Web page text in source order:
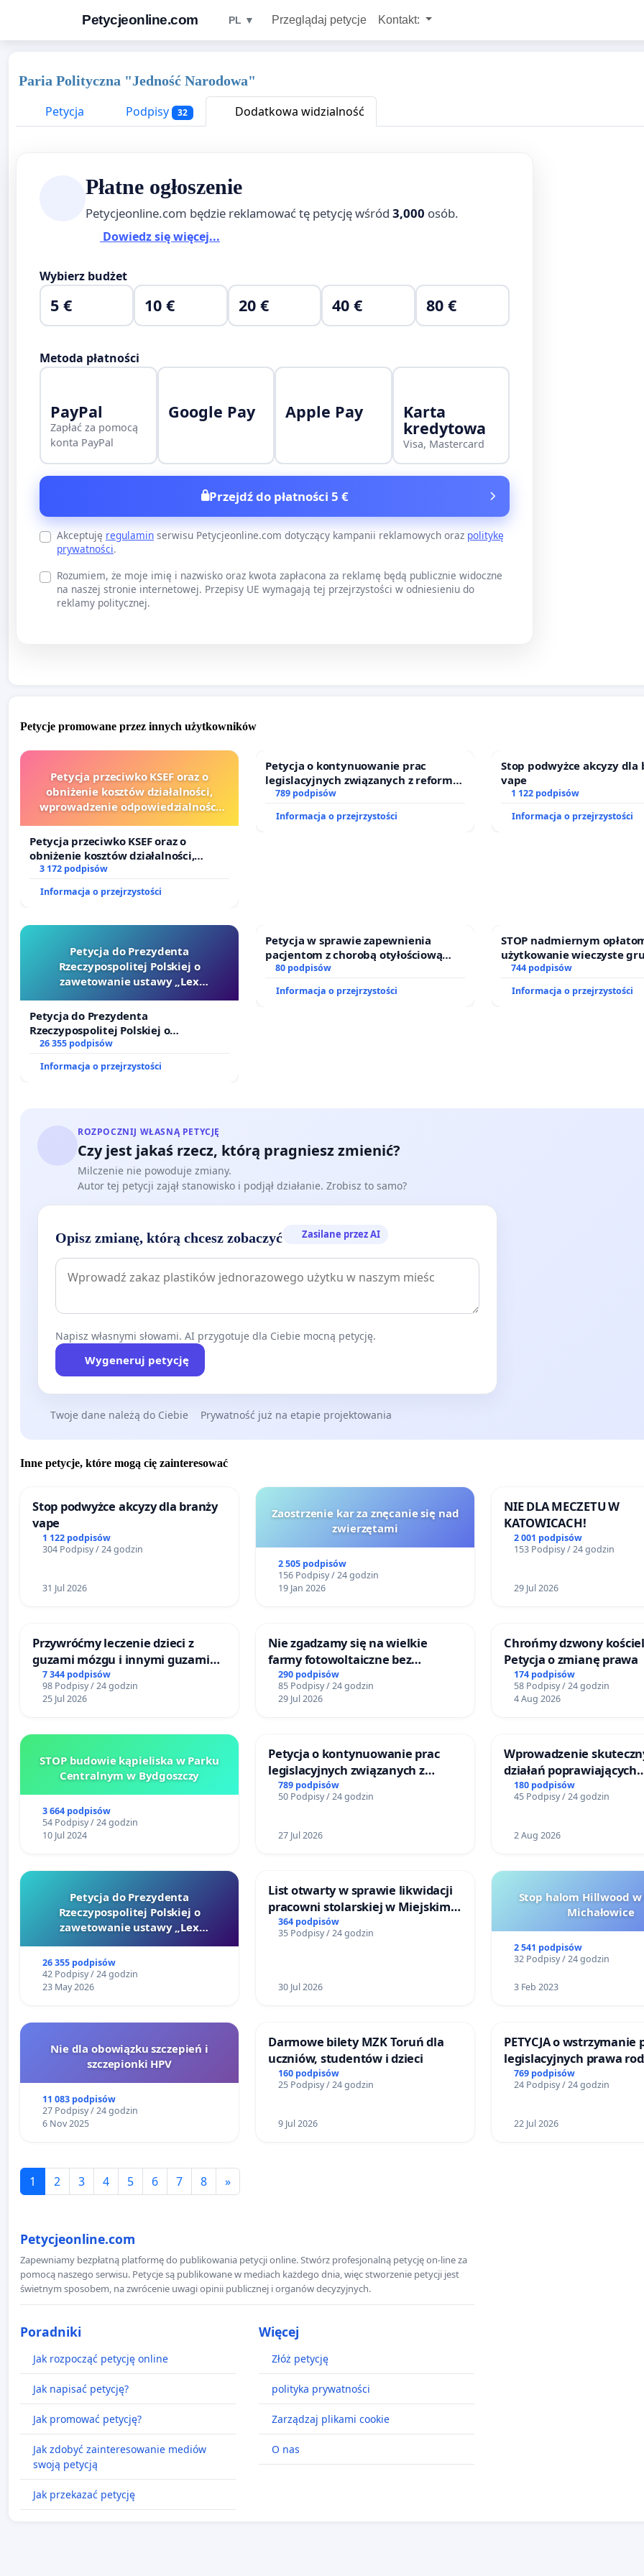
Petycjeonline.com PL ▼ Przeglądaj petycje Kontakt:
Paria Polityczna "Jedność Narodowa"
Petycja
Podpisy 32 Dodatkowa widzialność
Płatne ogłoszenie
Petycjeonline.com będzie reklamować tę petycję wśród 3,000 osób.
Dowiedz się więcej...
Wybierz budżet
5 € 10 € 20 € 40 € 80 €
Metoda płatności
PayPal
Zapłać za pomocą
konta PayPal
Google Pay Apple Pay Karta
kredytowa
Visa, Mastercard
Przejdź do płatności 5 €
Akceptuję regulamin serwisu Petycjeonline.com dotyczący kampanii reklamowych oraz politykę
prywatności.
Rozumiem, że moje imię i nazwisko oraz kwota zapłacona za reklamę będą publicznie widoczne
na naszej stronie internetowej. Przepisy UE wymagają tej przejrzystości w odniesieniu do
reklamy politycznej.
Petycje promowane przez innych użytkowników
Petycja przeciwko KSEF oraz o
obniżenie kosztów działalności,
wprowadzenie odpowiedzialności
sędziów
Petycja przeciwko KSEF oraz o
obniżenie kosztów działalności,
wprowadzenie odpowiedzialności
sędziów
3 172 podpisów
Informacja o przejrzystości
Petycja o kontynuowanie prac
legislacyjnych związanych z reformą
prawa rodzinnego
789 podpisów
Informacja o przejrzystości
Stop podwyżce akcyzy dla
vape
1 122 podpisów
Informacja o przejrzystości
Petycja do Prezydenta
Rzeczypospolitej Polskiej o
zawetowanie ustawy „Lex
Petycja do Prezydenta
Rzeczypospolitej Polskiej o
zawetowanie ustawy „Lex Szarlatan”
26 355 podpisów
Informacja o przejrzystości
Petycja w sprawie zapewnienia
pacjentom z chorobą otyłościową
dostępu do kompleksowego leczenia
80 podpisów
Informacja o przejrzystości
STOP nadmiernym
użytkowanie wieczyste
zajmowanych przez
744 podpisów
Informacja o przejrzystości
ROZPOCZNIJ WŁASNĄ PETYCJĘ
Czy jest jakaś rzecz, którą pragniesz zmienić?
Milczenie nie powoduje zmiany.
Autor tej petycji zajął stanowisko i podjął działanie. Zrobisz to samo?
Opisz zmianę, którą chcesz zobaczyć Zasilane przez AI
Napisz własnymi słowami. AI przygotuje dla Ciebie mocną petycję.
Wygeneruj petycję
Twoje dane należą do Ciebie Prywatność już na etapie projektowania
Inne petycje, które mogą cię zainteresować
Stop podwyżce akcyzy dla branży
vape
1 122 podpisów
304 Podpisy / 24 godzin
31 Jul 2026
Zaostrzenie kar za znęcanie się nad
zwierzętami
2 505 podpisów
156 Podpisy / 24 godzin
19 Jan 2026
NIE DLA MECZETU W
KATOWICACH!
2 001 podpisów
153 Podpisy / 24 godzin
29 Jul 2026
Przywróćmy leczenie dzieci z
guzami mózgu i innymi guzami
litymi do Górnośląskiego
Centrum Zdrowia Dziecka w
Katowicach
7 344 podpisów
98 Podpisy / 24 godzin
25 Jul 2026
Nie zgadzamy się na wielkie
farmy fotowoltaiczne bez
rzetelnych analiz i akceptacji
mieszkańców
290 podpisów
85 Podpisy / 24 godzin
29 Jul 2026
Chrońmy dzwony
Petycja o zmianę prawa
174 podpisów
58 Podpisy / 24 godzin
4 Aug 2026
STOP budowie kąpieliska w Parku
Centralnym w Bydgoszczy
3 664 podpisów
54 Podpisy / 24 godzin
10 Jul 2024
Petycja o kontynuowanie prac
legislacyjnych związanych z
reformą prawa rodzinnego
789 podpisów
50 Podpisy / 24 godzin
27 Jul 2026
Wprowadzenie
działań poprawiających
bezpieczeństwo na ulicy
Żeromskiego w Otwocku
180 podpisów
45 Podpisy / 24 godzin
2 Aug 2026
Petycja do Prezydenta
Rzeczypospolitej Polskiej o
zawetowanie ustawy „Lex
26 355 podpisów
42 Podpisy / 24 godzin
23 May 2026
List otwarty w sprawie likwidacji
pracowni stolarskiej w Miejskim
Teatrze Miniatura w Gdańsku
364 podpisów
35 Podpisy / 24 godzin
30 Jul 2026
Stop halom Hillwood
Michałowice
2 541 podpisów
32 Podpisy / 24 godzin
3 Feb 2023
Nie dla obowiązku szczepień i
szczepionki HPV
11 083 podpisów
27 Podpisy / 24 godzin
6 Nov 2025
Darmowe bilety MZK Toruń dla
uczniów, studentów i dzieci
160 podpisów
25 Podpisy / 24 godzin
9 Jul 2026
PETYCJA o wstrzymanie
legislacyjnych prawa
narażających ofiary
769 podpisów
24 Podpisy / 24 godzin
22 Jul 2026
1 2 3 4 5 6 7 8 »
Petycjeonline.com
Zapewniamy bezpłatną platformę do publikowania petycji online. Stwórz profesjonalną petycję on-line za
pomocą naszego serwisu. Petycje są publikowane w mediach każdego dnia, więc stworzenie petycji jest
świetnym sposobem, na zwrócenie uwagi opinii publicznej i organów decyzyjnych.
Poradniki
Jak rozpocząć petycję online
Jak napisać petycję?
Jak promować petycję?
Jak zdobyć zainteresowanie mediów
swoją petycją
Jak przekazać petycję
Więcej
Złóż petycję
polityka prywatności
Zarządzaj plikami cookie
O nas